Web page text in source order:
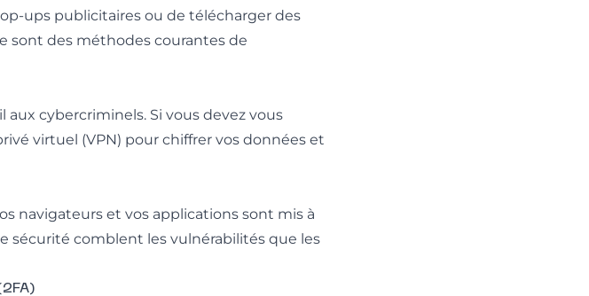
ups publicitaires ou de télécharger des
sont des méthodes courantes de
cybercriminels. Si vous devez vous
virtuel (VPN) pour chiffrer vos données et
navigateurs et vos applications sont mis à
sécurité comblent les vulnérabilités que les